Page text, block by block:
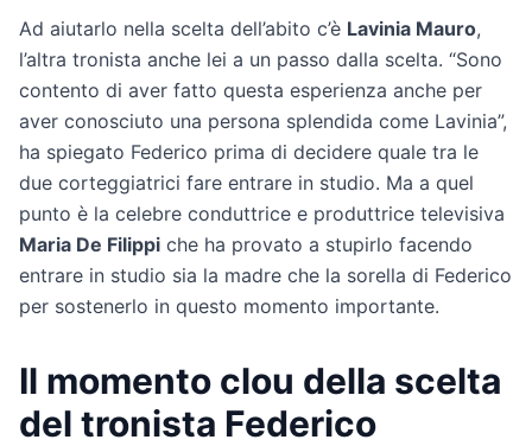
Ad aiutarlo nella scelta dell’abito c’è Lavinia Mauro,
l’altra tronista anche lei a un passo dalla scelta. “Sono
contento di aver fatto questa esperienza anche per
aver conosciuto una persona splendida come Lavinia”,
ha spiegato Federico prima di decidere quale tra le
due corteggiatrici fare entrare in studio. Ma a quel
punto è la celebre conduttrice e produttrice televisiva
Maria De Filippi che ha provato a stupirlo facendo
entrare in studio sia la madre che la sorella di Federico
per sostenerlo in questo momento importante.
Il momento clou della scelta
del tronista Federico